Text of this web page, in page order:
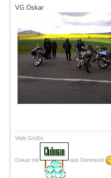
VG Oskar
Viele Grüße
Oskar mit aus Dortmund